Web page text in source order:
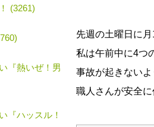
先週の土曜日に月
私は午前中に4つ
事故が起きない
職人さんが安全
(3261)
『熱いぜ！男
『ハッスル！